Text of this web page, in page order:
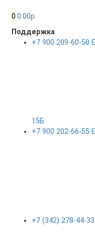
0 0.00р.
Поддержка
+7 900 209-60-50
15Б
+7 900 202-66-55
+7 (342) 278-44-